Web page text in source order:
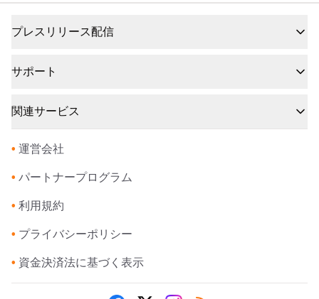
プレスリリース配信
サポート
関連サービス
• 運営会社
• パートナープログラム
• 利用規約
• プライバシーポリシー
• 資金決済法に基づく表示